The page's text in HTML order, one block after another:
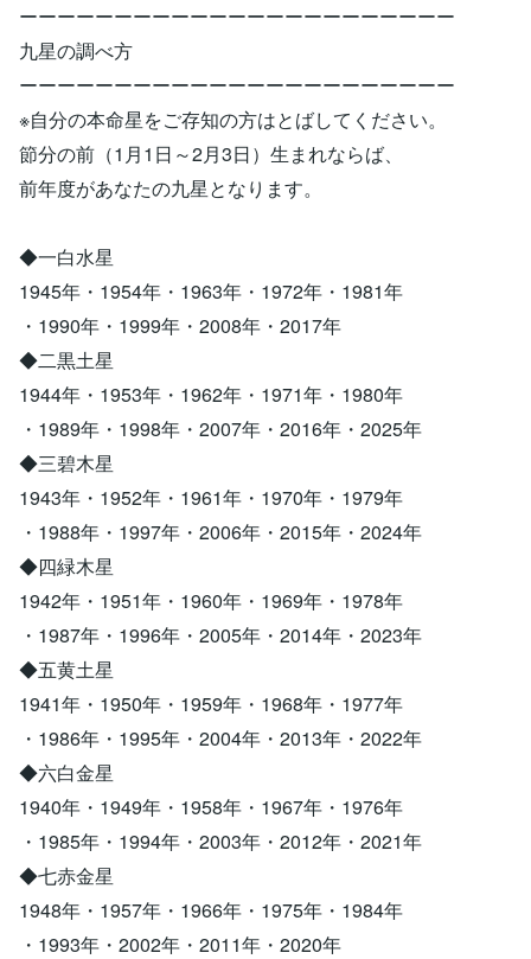
ーーーーーーーーーーーーーーーーーーーーーーー
九星の調べ方
ーーーーーーーーーーーーーーーーーーーーーーー
※自分の本命星をご存知の方はとばしてください。
節分の前（1月1日～2月3日）生まれならば、
前年度があなたの九星となります。
◆一白水星
1945年・1954年・1963年・1972年・1981年
・1990年・1999年・2008年・2017年
◆二黒土星
1944年・1953年・1962年・1971年・1980年
・1989年・1998年・2007年・2016年・2025年
◆三碧木星
1943年・1952年・1961年・1970年・1979年
・1988年・1997年・2006年・2015年・2024年
◆四緑木星
1942年・1951年・1960年・1969年・1978年
・1987年・1996年・2005年・2014年・2023年
◆五黄土星
1941年・1950年・1959年・1968年・1977年
・1986年・1995年・2004年・2013年・2022年
◆六白金星
1940年・1949年・1958年・1967年・1976年
・1985年・1994年・2003年・2012年・2021年
◆七赤金星
1948年・1957年・1966年・1975年・1984年
・1993年・2002年・2011年・2020年